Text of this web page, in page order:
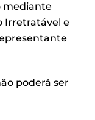
mediante
Irretratável e
poderá ser